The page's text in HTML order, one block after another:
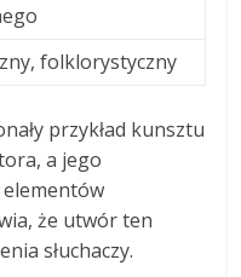
folklorystyczny
przykład kunsztu
a jego
elementów
że utwór ten
słuchaczy.